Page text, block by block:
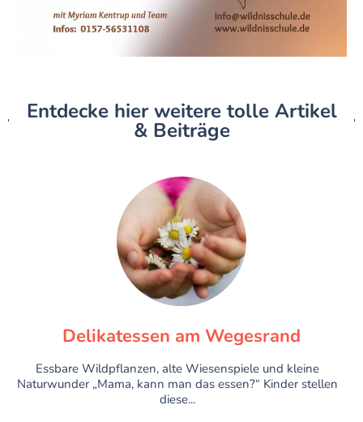
Entdecke hier weitere tolle Artikel
& Beiträge
Delikatessen am Wegesrand
Essbare Wildpflanzen, alte Wiesenspiele und kleine
Naturwunder „Mama, kann man das essen?“ Kinder stellen
diese...